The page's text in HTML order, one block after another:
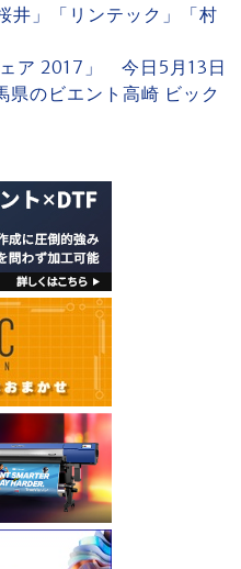
」「リンテック」「村
ア 2017」 今日5月13日
のビエント高崎 ビック